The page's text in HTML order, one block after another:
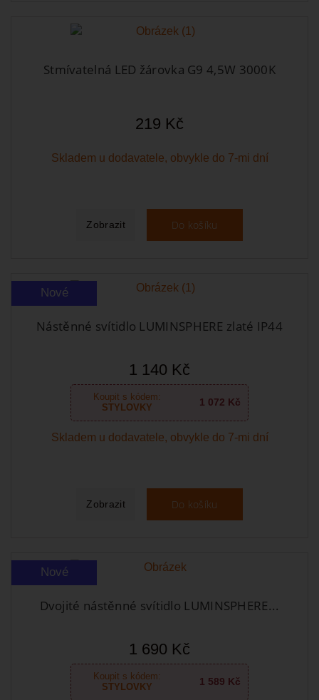
Stmívatelná LED žárovka G9 4,5W 3000K
219 Kč
Skladem u dodavatele, obvykle do 7-mi dní
Zobrazit Do košíku
Nové
Nástěnné svítidlo LUMINSPHERE zlaté IP44
1 140 Kč
Koupit s kódem:
STYLOVKY
1 072 Kč
Skladem u dodavatele, obvykle do 7-mi dní
Zobrazit Do košíku
Nové
Dvojité nástěnné svítidlo LUMINSPHERE...
1 690 Kč
Koupit s kódem:
STYLOVKY
1 589 Kč